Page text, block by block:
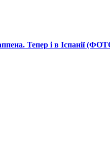
Тепер і в Іспанії